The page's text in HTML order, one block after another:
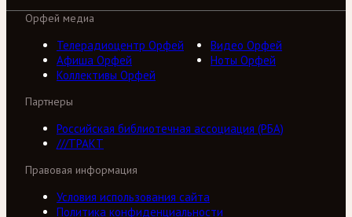
Орфей медиа
Телерадиоцентр Орфей
Видео Орфей
Афиша Орфей
Ноты Орфей
Коллективы Орфей
Партнеры
Российская библиотечная ассоциация (РБА)
///ТРАКТ
Правовая информация
Условия использования сайта
Политика конфиденциальности